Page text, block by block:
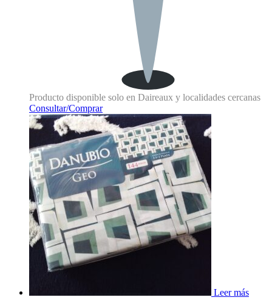
Producto disponible solo en Daireaux y localidades cercanas
Consultar/Comprar
Leer más